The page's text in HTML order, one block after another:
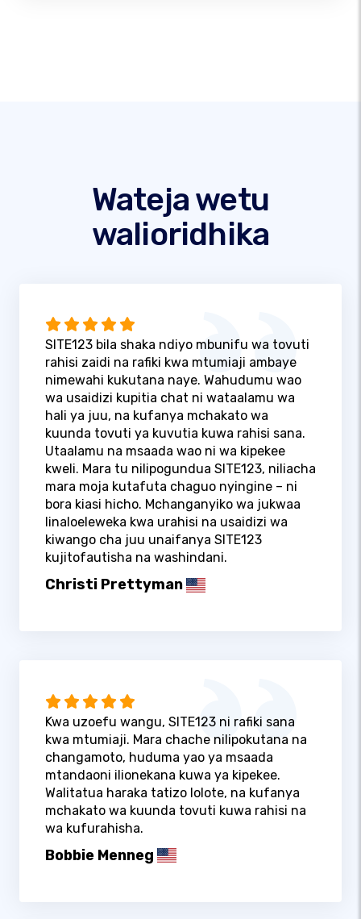
Wateja wetu
walioridhika
SITE123 bila shaka ndiyo mbunifu wa tovuti
rahisi zaidi na rafiki kwa mtumiaji ambaye
nimewahi kukutana naye. Wahudumu wao
wa usaidizi kupitia chat ni wataalamu wa
hali ya juu, na kufanya mchakato wa
kuunda tovuti ya kuvutia kuwa rahisi sana.
Utaalamu na msaada wao ni wa kipekee
kweli. Mara tu nilipogundua SITE123, niliacha
mara moja kutafuta chaguo nyingine – ni
bora kiasi hicho. Mchanganyiko wa jukwaa
linaloeleweka kwa urahisi na usaidizi wa
kiwango cha juu unaifanya SITE123
kujitofautisha na washindani.
Christi Prettyman
Kwa uzoefu wangu, SITE123 ni rafiki sana
kwa mtumiaji. Mara chache nilipokutana na
changamoto, huduma yao ya msaada
mtandaoni ilionekana kuwa ya kipekee.
Walitatua haraka tatizo lolote, na kufanya
mchakato wa kuunda tovuti kuwa rahisi na
wa kufurahisha.
Bobbie Menneg